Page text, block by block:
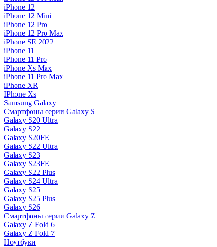
iPhone 12
iPhone 12 Mini
iPhone 12 Pro
iPhone 12 Pro Max
iPhone SE 2022
iPhone 11
iPhone 11 Pro
iPhone Xs Max
iPhone 11 Pro Max
iPhone XR
IPhone Xs
Samsung Galaxy
Смартфоны серии Galaxy S
Galaxy S20 Ultra
Galaxy S22
Galaxy S20FE
Galaxy S22 Ultra
Galaxy S23
Galaxy S23FE
Galaxy S22 Plus
Galaxy S24 Ultra
Galaxy S25
Galaxy S25 Plus
Galaxy S26
Смартфоны серии Galaxy Z
Galaxy Z Fold 6
Galaxy Z Fold 7
Ноутбуки